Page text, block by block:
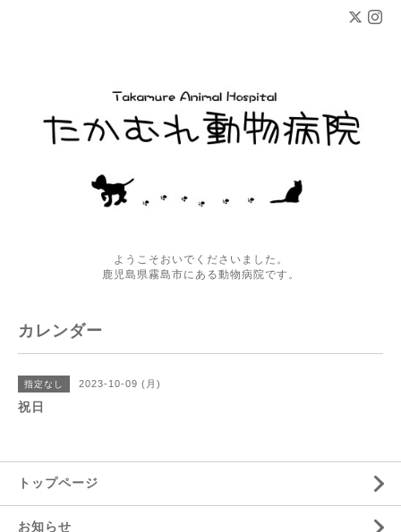
ようこそおいでくださいました。
鹿児島県霧島市にある動物病院です。
カレンダー
指定なし 2023-10-09 (月)
祝日
トップページ
お知らせ